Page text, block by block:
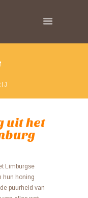
uit het
Limburgse
hun honing
puurheid van